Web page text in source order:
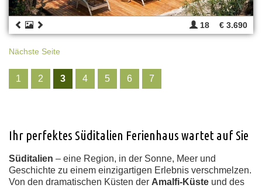
18 € 3.690
Nächste Seite
1 2 3 4 5 6 7
Ihr perfektes Süditalien Ferienhaus wartet auf Sie
Süditalien – eine Region, in der Sonne, Meer und
Geschichte zu einem einzigartigen Erlebnis verschmelzen.
Von den dramatischen Küsten der Amalfi-Küste und des